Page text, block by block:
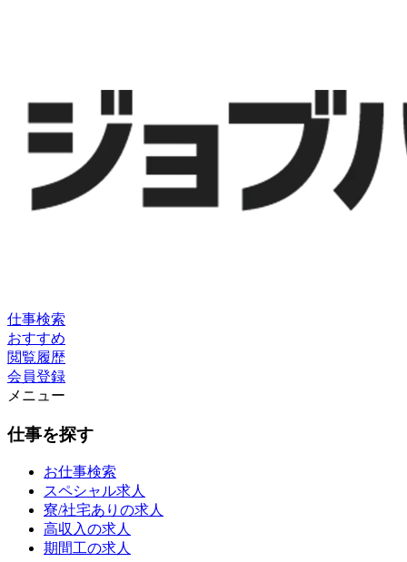
仕事検索
おすすめ
閲覧履歴
会員登録
メニュー
仕事を探す
お仕事検索
スペシャル求人
寮/社宅ありの求人
高収入の求人
期間工の求人